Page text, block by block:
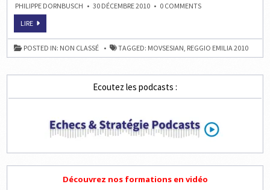
PHILIPPE DORNBUSCH 30 DÉCEMBRE 2010 0 COMMENTSON
VALLEJO
PONS
EN
2,5/3
LIREECHECS
ITALIE
:
VALLEJO
PONS
TÊTE
POSTED IN: NON CLASSÉ TAGGED: MOVSESIAN, REGGIO EMILIA 2010
Ecoutez les podcasts :
Découvrez nos formations en vidéo